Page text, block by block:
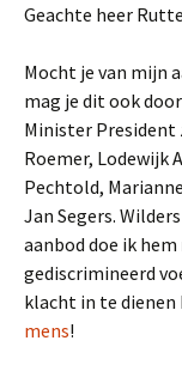
Geachte heer
Mocht je van mijn
mag je dit ook
Minister President
Roemer, Lodewijk
Pechtold,
Jan Segers.
aanbod doe ik hem
gediscrimineerd
klacht in te dienen
mens!